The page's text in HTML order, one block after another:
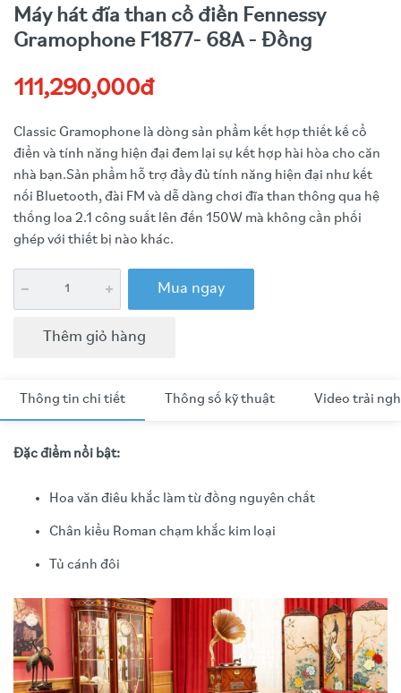
Máy hát đĩa than cổ điển Fennessy
Gramophone F1877- 68A - Đồng
111,290,000đ
Classic Gramophone là dòng sản phẩm kết hợp thiết kế cổ
điển và tính năng hiện đại đem lại sự kết hợp hài hòa cho căn
nhà bạn.Sản phẩm hỗ trợ đầy đủ tính năng hiện đại như kết
nối Bluetooth, đài FM và dễ dàng chơi đĩa than thông qua hệ
thống loa 2.1 công suất lên đến 150W mà không cần phối
ghép với thiết bị nào khác.
Mua ngay
Thêm giỏ hàng
Thông tin chi tiết Thông số kỹ thuật Video trải
Đặc điểm nổi bật:
Hoa văn điêu khắc làm từ đồng nguyên chất
Chân kiểu Roman chạm khắc kim loại
Tủ cánh đôi